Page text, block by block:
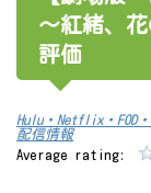
～紅緒、
評価
Hulu・Netflix・FOD
配信情報
Average rating: